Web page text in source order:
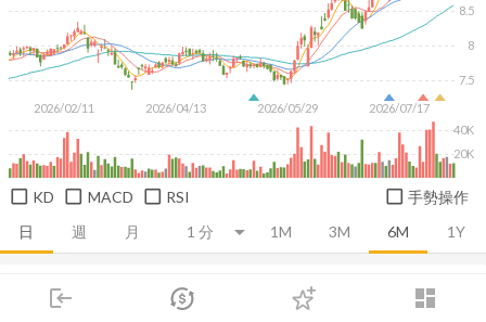
login dashboard
市場 登入
日 週 月 1M 3M 6M 1Y
2026/02/11 2026/04/13 2026/05/29 2026/07/17
7.5
8
8.5
20K
40K
KD MACD RSI 手勢操作
推薦卡片 消息面 財務報